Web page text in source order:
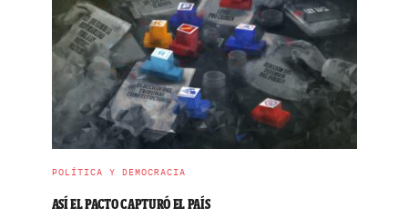
POLÍTICA Y DEMOCRACIA
ASÍ EL PACTO CAPTURÓ EL PAÍS